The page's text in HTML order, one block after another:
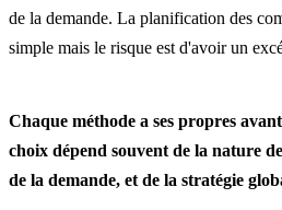
de la demande. La planification des
simple mais le risque est d'avoir un
Chaque méthode a ses propres
choix dépend souvent de la nature
de la demande, et de la stratégie